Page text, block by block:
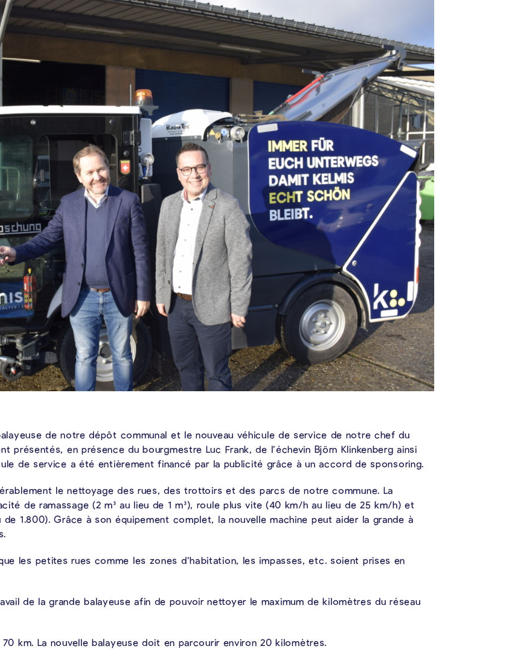
de notre dépôt communal et le nouveau véhicule de service de notre chef du
en présence du bourgmestre Luc Frank, de l’échevin Björn Klinkenberg ainsi
de service a été entièrement financé par la publicité grâce à un accord de sponsoring.
le nettoyage des rues, des trottoirs et des parcs de notre commune. La
de ramassage (2 m³ au lieu de 1 m³), roule plus vite (40 km/h au lieu de 25 km/h) et
1.800). Grâce à son équipement complet, la nouvelle machine peut aider la grande à
les petites rues comme les zones d’habitation, les impasses, etc. soient prises en
de la grande balayeuse afin de pouvoir nettoyer le maximum de kilomètres du réseau
km. La nouvelle balayeuse doit en parcourir environ 20 kilomètres.